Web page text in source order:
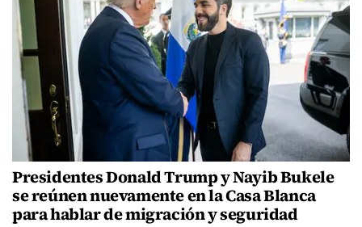
Presidentes Donald Trump y Nayib Bukele
se reúnen nuevamente en la Casa Blanca
para hablar de migración y seguridad